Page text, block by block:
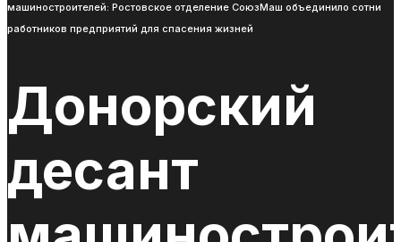
машиностроителей: Ростовское отделение СоюзМаш объединило сотни
работников предприятий для спасения жизней
Донорский
десант